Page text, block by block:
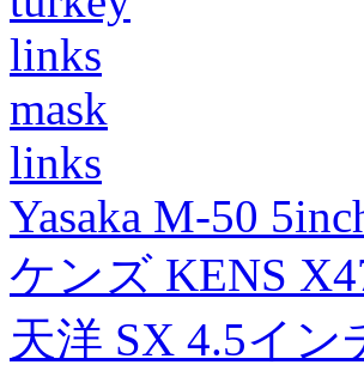
links
mask
links
Yasaka M-50
ケンズ KENS
天洋 SX 4.5イ